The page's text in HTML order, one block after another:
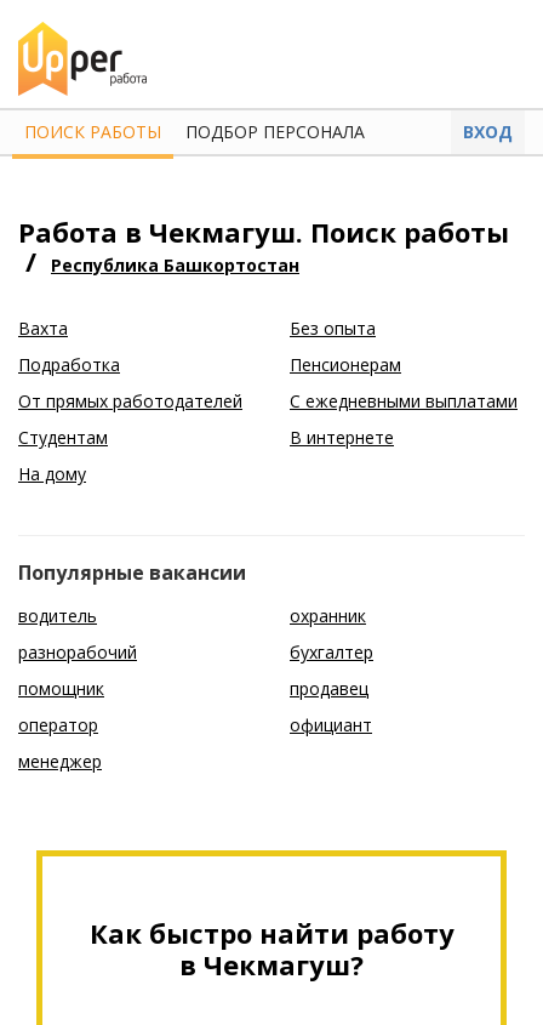
ПОИСК РАБОТЫ ПОДБОР ПЕРСОНАЛА ВХОД
Работа в Чекмагуш. Поиск работы
/
Республика Башкортостан
Вахта
Без опыта
Подработка
Пенсионерам
От прямых работодателей
С ежедневными выплатами
Студентам
В интернете
На дому
Популярные вакансии
водитель
охранник
разнорабочий
бухгалтер
помощник
продавец
оператор
официант
менеджер
Как быстро найти работу
в Чекмагуш?